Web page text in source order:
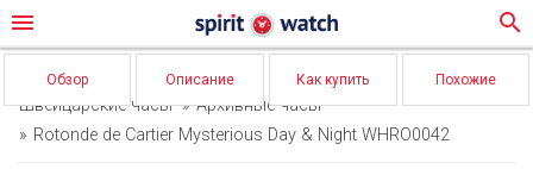
menu search
Обзор Описание Как купить Похожие
Швейцарские часы
Архивные часы
Rotonde de Cartier Mysterious Day & Night WHRO0042